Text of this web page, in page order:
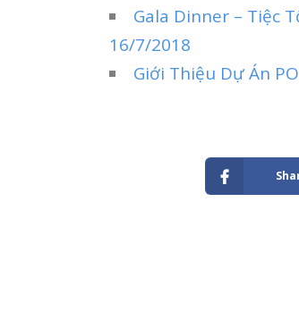
Gala Dinner – Tiệc
16/7/2018
Giới Thiệu Dự Án